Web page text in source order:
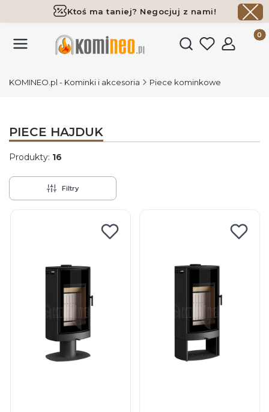
Ktoś ma taniej? Negocjuj z nami!
Darmowa dostawa już od 700 zł
Otwórz
KOMINEO.pl - Kominki i akcesoria Piece kominkowe
PIECE HAJDUK
Produkty: 16
Filtry